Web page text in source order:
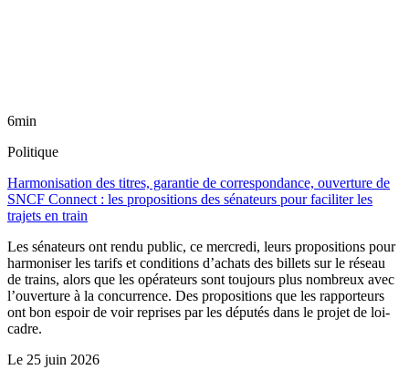
6min
Politique
Harmonisation des titres, garantie de correspondance, ouverture de
SNCF Connect : les propositions des sénateurs pour faciliter les
trajets en train
Les sénateurs ont rendu public, ce mercredi, leurs propositions pour
harmoniser les tarifs et conditions d’achats des billets sur le réseau
de trains, alors que les opérateurs sont toujours plus nombreux avec
l’ouverture à la concurrence. Des propositions que les rapporteurs
ont bon espoir de voir reprises par les députés dans le projet de loi-
cadre.
Le 25 juin 2026